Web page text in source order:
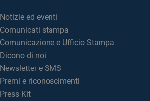
Notizie ed eventi
Comunicati stampa
Comunicazione e Ufficio Stampa
Dicono di noi
Newsletter e SMS
Premi e riconoscimenti
Press Kit